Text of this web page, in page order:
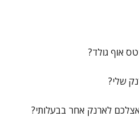
אוף גולד?
שלי?
לארנק אחר בבעלותי?